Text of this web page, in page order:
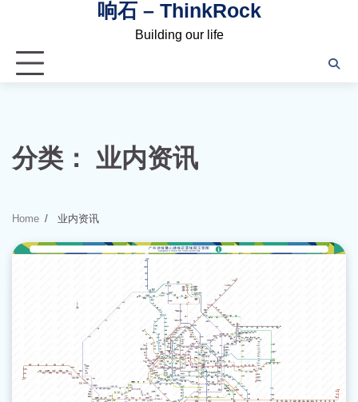
响石 – ThinkRock
Building our life
分类： 业内资讯
Home 业内资讯